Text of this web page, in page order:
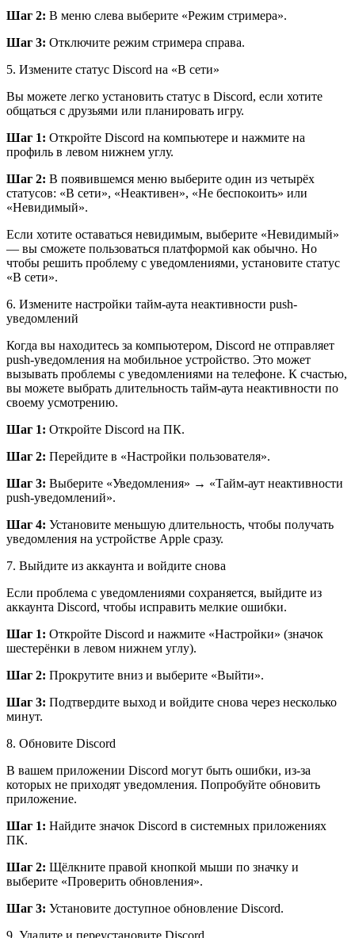
Шаг 2: В меню слева выберите «Режим стримера».
Шаг 3: Отключите режим стримера справа.
5. Измените статус Discord на «В сети»
Вы можете легко установить статус в Discord, если хотите
общаться с друзьями или планировать игру.
Шаг 1: Откройте Discord на компьютере и нажмите на
профиль в левом нижнем углу.
Шаг 2: В появившемся меню выберите один из четырёх
статусов: «В сети», «Неактивен», «Не беспокоить» или
«Невидимый».
Если хотите оставаться невидимым, выберите «Невидимый»
— вы сможете пользоваться платформой как обычно. Но
чтобы решить проблему с уведомлениями, установите статус
«В сети».
6. Измените настройки тайм-аута неактивности push-
уведомлений
Когда вы находитесь за компьютером, Discord не отправляет
push-уведомления на мобильное устройство. Это может
вызывать проблемы с уведомлениями на телефоне. К счастью,
вы можете выбрать длительность тайм-аута неактивности по
своему усмотрению.
Шаг 1: Откройте Discord на ПК.
Шаг 2: Перейдите в «Настройки пользователя».
Шаг 3: Выберите «Уведомления» → «Тайм-аут неактивности
push-уведомлений».
Шаг 4: Установите меньшую длительность, чтобы получать
уведомления на устройстве Apple сразу.
7. Выйдите из аккаунта и войдите снова
Если проблема с уведомлениями сохраняется, выйдите из
аккаунта Discord, чтобы исправить мелкие ошибки.
Шаг 1: Откройте Discord и нажмите «Настройки» (значок
шестерёнки в левом нижнем углу).
Шаг 2: Прокрутите вниз и выберите «Выйти».
Шаг 3: Подтвердите выход и войдите снова через несколько
минут.
8. Обновите Discord
В вашем приложении Discord могут быть ошибки, из-за
которых не приходят уведомления. Попробуйте обновить
приложение.
Шаг 1: Найдите значок Discord в системных приложениях
ПК.
Шаг 2: Щёлкните правой кнопкой мыши по значку и
выберите «Проверить обновления».
Шаг 3: Установите доступное обновление Discord.